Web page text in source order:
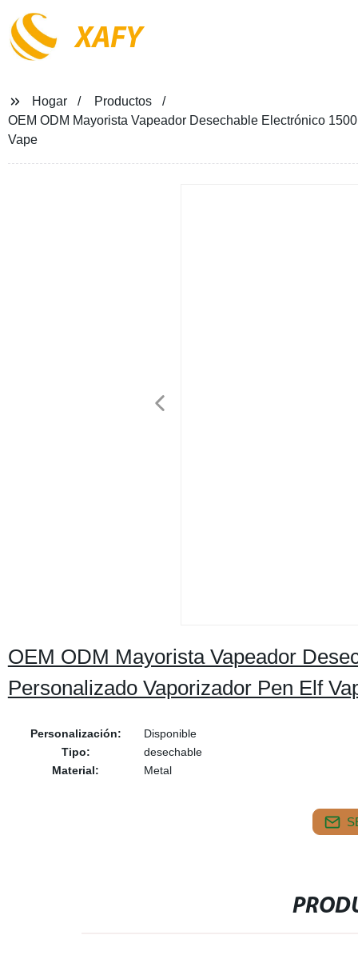
XAFY
Hogar
Productos
OEM ODM Mayorista Vapeador Desechable Electrónico
Vape
OEM ODM Mayorista Vapeador
Personalizado Vaporizador Pen Elf
Personalización:
Disponible
Tipo:
desechable
Material:
Metal